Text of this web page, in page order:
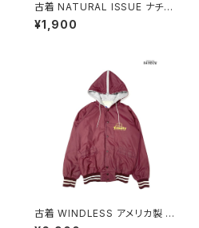
古着 NATURAL ISSUE ナチュ
ラルイシュー 前開き 無地 コット
ン100％ 長袖 シャツ ベージュ
¥1,900
古着 WINDLESS アメリカ製 前
開き 無地 ワンポイント ナイロ